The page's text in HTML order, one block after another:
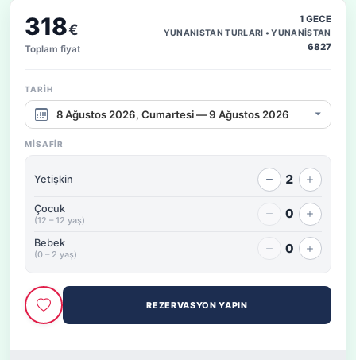
318€
Toplam fiyat
1 GECE
YUNANISTAN TURLARI • YUNANİSTAN
6827
TARIH
Çıkış tarihi aralığı
MISAFIR
Yetişkin 2
Çocuk
(12 – 12 yaş) 0
Bebek
(0 – 2 yaş) 0
REZERVASYON YAPIN